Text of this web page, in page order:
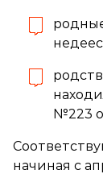
№223
начиная с